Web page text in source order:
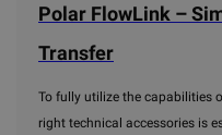
Polar FlowLink –
Transfer
To fully utilize the capabilities
right technical accessories is